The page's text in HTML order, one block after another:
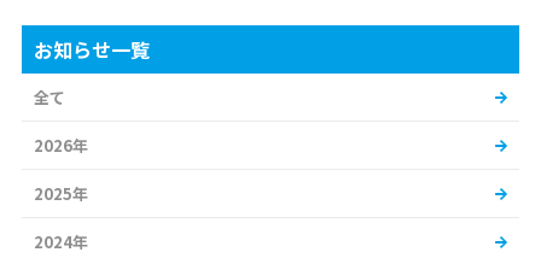
お知らせ一覧
全て
2026年
2025年
2024年